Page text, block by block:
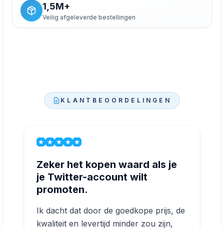
1,5M+
Veilig afgeleverde bestellingen
KLANTBEOORDELINGEN
Zeker het kopen waard als je
je Twitter-account wilt
promoten.
Ik dacht dat door de goedkope prijs, de
kwaliteit en levertijd minder zou zijn,